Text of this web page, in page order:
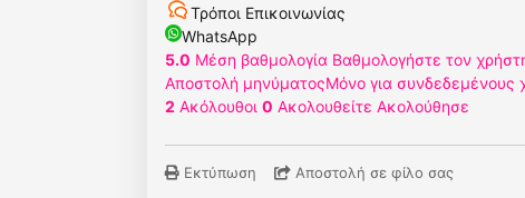
Τρόποι Επικοινωνίας
WhatsApp
5.0 Μέση βαθμολογία Βαθμολογήστε τον
Αποστολή μηνύματοςΜόνο για συνδεδεμένους
2 Ακόλουθοι 0 Ακολουθείτε Ακολούθησε
Εκτύπωση Αποστολή σε φίλο σας